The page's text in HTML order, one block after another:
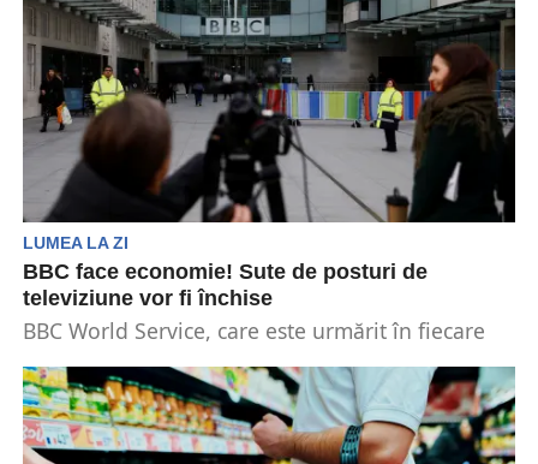
LUMEA LA ZI
BBC face economie! Sute de posturi de
televiziune vor fi închise
BBC World Service, care este urmărit în fiecare
va...